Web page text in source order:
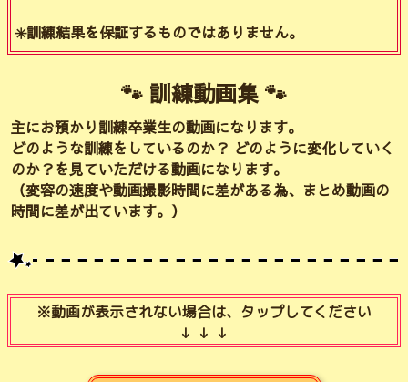
✳️訓練結果を保証するものではありません。
🐾 訓練動画集 🐾
主にお預かり訓練卒業生の動画になります。
どのような訓練をしているのか？ どのように変化していく
のか？を見ていただける動画になります。
（変容の速度や動画撮影時間に差がある為、まとめ動画の
時間に差が出ています。）
※動画が表示されない場合は、タップしてください
↓ ↓ ↓